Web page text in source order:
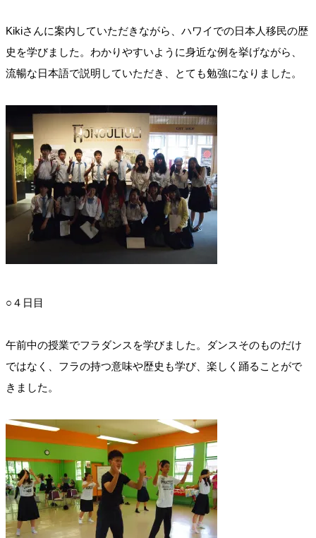
Kikiさんに案内していただきながら、ハワイでの日本人移民の歴
史を学びました。わかりやすいように身近な例を挙げながら、
流暢な日本語で説明していただき、とても勉強になりました。
○４日目
午前中の授業でフラダンスを学びました。ダンスそのものだけ
ではなく、フラの持つ意味や歴史も学び、楽しく踊ることがで
きました。